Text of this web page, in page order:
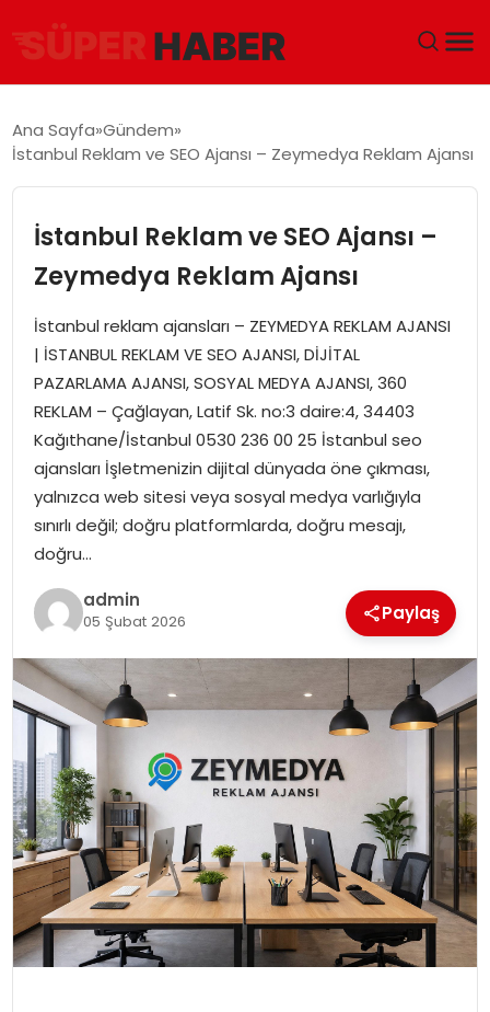
DÜNYA
EĞITIM
EKONOMI
MAGAZIN
SAĞLIK
SIYASET
SPOR
TEKNOLOJI
YAŞAM
Ana Sayfa Gündem
İstanbul Reklam ve SEO Ajansı – Zeymedya Reklam Ajansı
İstanbul Reklam ve SEO Ajansı –
Zeymedya Reklam Ajansı
İstanbul reklam ajansları – ZEYMEDYA REKLAM AJANSI
| İSTANBUL REKLAM VE SEO AJANSI, DİJİTAL
PAZARLAMA AJANSI, SOSYAL MEDYA AJANSI, 360
REKLAM – Çağlayan, Latif Sk. no:3 daire:4, 34403
Kağıthane/İstanbul 0530 236 00 25 İstanbul seo
ajansları İşletmenizin dijital dünyada öne çıkması,
yalnızca web sitesi veya sosyal medya varlığıyla
sınırlı değil; doğru platformlarda, doğru mesajı,
doğru…
admin
05 Şubat 2026 Paylaş